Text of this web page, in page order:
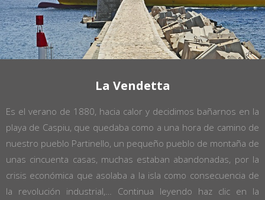
La Vendetta
Es el verano de 1880, hacia calor y decidimos bañarnos en la
playa de Caspiu, que quedaba como a una hora de camino de
nuestro pueblo Partinello, un pequeño pueblo de montaña de
unas cincuenta casas, muchas estaban abandonadas, por la
crisis económica que asolaba a la isla como consecuencia de
la revolución industrial,… Continua leyendo haz clic en la